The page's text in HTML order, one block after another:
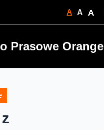
A A A
Prasowe Orange